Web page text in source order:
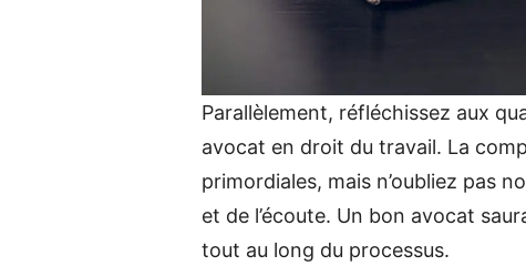
Parallèlement, réfléchissez aux
avocat en droit du travail. La
primordiales, mais n’oubliez pas
et de l’écoute. Un bon avocat
tout au long du processus.